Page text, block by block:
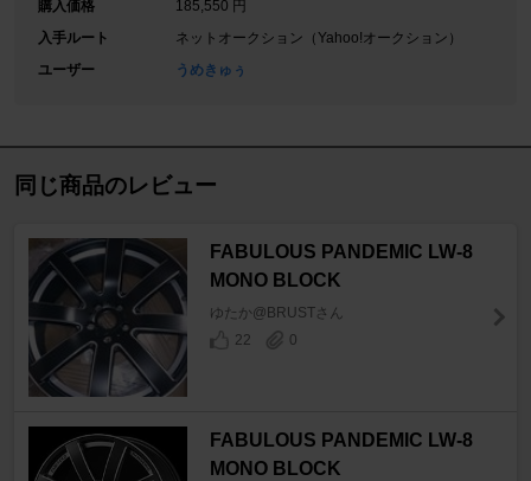
購入価格
185,550 円
入手ルート
ネットオークション（Yahoo!オークション）
ユーザー
うめきゅぅ
同じ商品のレビュー
FABULOUS PANDEMIC LW-8
MONO BLOCK
ゆたか@BRUSTさん
22
0
FABULOUS PANDEMIC LW-8
MONO BLOCK